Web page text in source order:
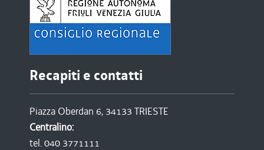
Recapiti e contatti
Piazza Oberdan 6, 34133 TRIESTE
Centralino:
tel. 040 3771111